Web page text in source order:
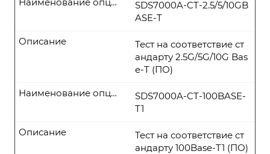
SDS7000A-CT-2.5/5/10GB
ASE-T
Тест на соответствие ст
андарту 2.5G/5G/10G Bas
e-T (ПО)
Описание
SDS7000A-CT-100BASE-
T1
Наименование опции
Тест на соответствие ст
андарту 100Base-T1 (ПО)
Описание